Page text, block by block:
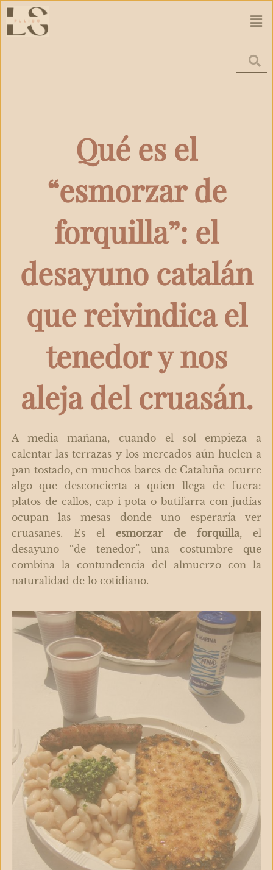
Ir
al
contenido
Qué es el
“esmorzar de
forquilla”: el
desayuno catalán
que reivindica el
tenedor y nos
aleja del cruasán.
A media mañana, cuando el sol empieza a
calentar las terrazas y los mercados aún huelen a
pan tostado, en muchos bares de Cataluña ocurre
algo que desconcierta a quien llega de fuera:
platos de callos, cap i pota o butifarra con judías
ocupan las mesas donde uno esperaría ver
cruasanes. Es el esmorzar de forquilla, el
desayuno “de tenedor”, una costumbre que
combina la contundencia del almuerzo con la
naturalidad de lo cotidiano.